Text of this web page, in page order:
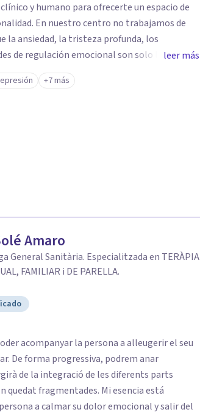
y humano para ofrecerte un espacio de
de
la ansiedad, la tristeza profunda, los
de regulación emocional son solo la "punta
patrones que piden ser escuchados con
un parche al síntoma, sino
leer más
+7 más
Amaro
General Sanitària. Especialitzada en TERÀPIA
FAMILIAR i DE PARELLA.
acompanyar la persona a alleugerir el seu
De forma progressiva, podrem anar
de la integració de les diferents parts
Mi esencia está
a calmar su dolor emocional y salir del